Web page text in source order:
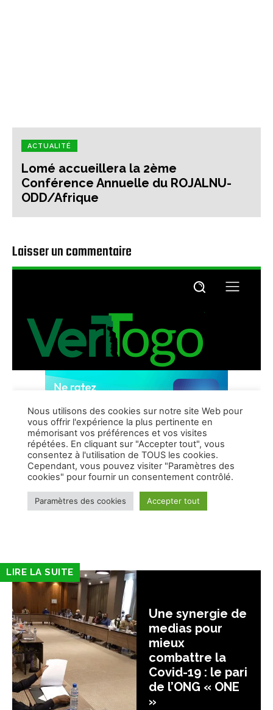
ACTUALITÉ
Lomé accueillera la 2ème
Conférence Annuelle du ROJALNU-
ODD/Afrique
Laisser un commentaire
LIRE LA SUITE
Une synergie de
medias pour
mieux
combattre la
Covid-19 : le pari
de l’ONG « ONE
»